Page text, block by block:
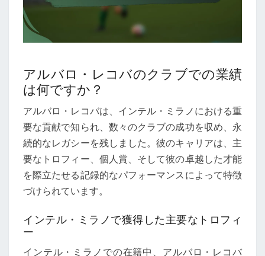
アルバロ・レコバのクラブでの業績
は何ですか？
アルバロ・レコバは、インテル・ミラノにおける重
要な貢献で知られ、数々のクラブの成功を収め、永
続的なレガシーを残しました。彼のキャリアは、主
要なトロフィー、個人賞、そして彼の卓越した才能
を際立たせる記録的なパフォーマンスによって特徴
づけられています。
インテル・ミラノで獲得した主要なトロフィ
ー
インテル・ミラノでの在籍中、アルバロ・レコバ